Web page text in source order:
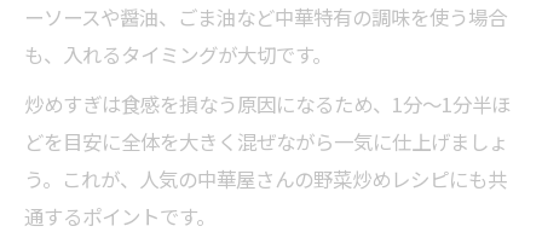
ーソースや醤油、ごま油など中華特有の調味を使う場合
も、入れるタイミングが大切です。
炒めすぎは食感を損なう原因になるため、1分〜1分半ほ
どを目安に全体を大きく混ぜながら一気に仕上げましょ
う。これが、人気の中華屋さんの野菜炒めレシピにも共
通するポイントです。